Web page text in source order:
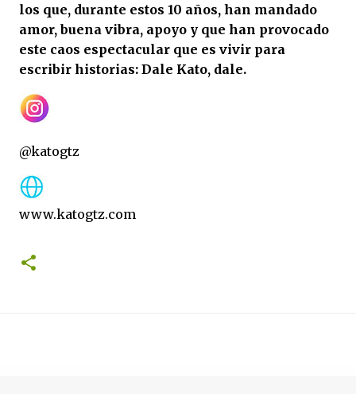
los que, durante estos 10 años, han mandado
amor, buena vibra, apoyo y que han provocado
este caos espectacular que es vivir para
escribir historias: Dale Kato, dale.
@katogtz
www.katogtz.com